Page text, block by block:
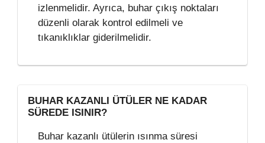
izlenmelidir. Ayrıca, buhar çıkış noktaları
düzenli olarak kontrol edilmeli ve
tıkanıklıklar giderilmelidir.
BUHAR KAZANLI ÜTÜLER NE KADAR
SÜREDE ISINIR?
Buhar kazanlı ütülerin ısınma süresi